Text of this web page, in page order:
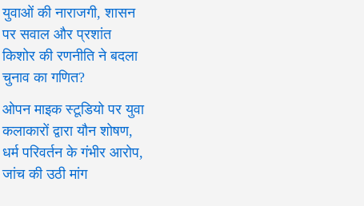
युवाओं की नाराजगी, शासन
पर सवाल और प्रशांत
किशोर की रणनीति ने बदला
चुनाव का गणित?
ओपन माइक स्टूडियो पर युवा
कलाकारों द्वारा यौन शोषण,
धर्म परिवर्तन के गंभीर आरोप,
जांच की उठी मांग